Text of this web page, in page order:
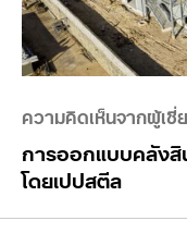
ความคิดเห็นจากผู้เ
การออกแบบคลังสิ
โดยเปปสตีล